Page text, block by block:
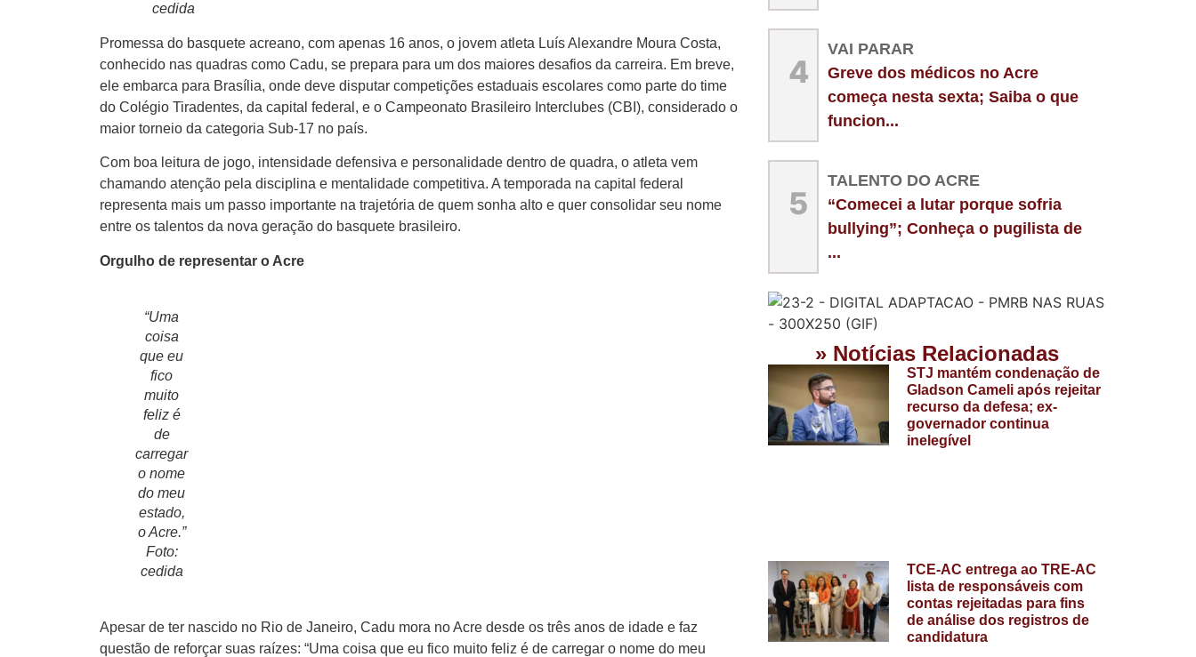
Agenda
Cultural
Política
Economia
Atos Oficiais
Atualidades
Blogs e
Colunas
Especiais
Gastronomia
TV Portal
Sobre o
Portal Acre
Expediente
Política de
privacidade
Fale com
Portal Acre
cedida
Promessa do basquete acreano, com apenas 16 anos, o jovem atleta Luís Alexandre Moura Costa,
conhecido nas quadras como Cadu, se prepara para um dos maiores desafios da carreira. Em breve,
ele embarca para Brasília, onde deve disputar competições estaduais escolares como parte do time
do Colégio Tiradentes, da capital federal, e o Campeonato Brasileiro Interclubes (CBI), considerado o
maior torneio da categoria Sub-17 no país.
Com boa leitura de jogo, intensidade defensiva e personalidade dentro de quadra, o atleta vem
chamando atenção pela disciplina e mentalidade competitiva. A temporada na capital federal
representa mais um passo importante na trajetória de quem sonha alto e quer consolidar seu nome
entre os talentos da nova geração do basquete brasileiro.
Orgulho de representar o Acre
“Uma
coisa
que eu
fico
muito
feliz é
de
carregar
o nome
do meu
estado,
o Acre.”
Foto:
cedida
Apesar de ter nascido no Rio de Janeiro, Cadu mora no Acre desde os três anos de idade e faz
questão de reforçar suas raízes: “Uma coisa que eu fico muito feliz é de carregar o nome do meu
4
VAI PARAR
Greve dos médicos no Acre
começa nesta sexta; Saiba o que
funcion...
5
TALENTO DO ACRE
“Comecei a lutar porque sofria
bullying”; Conheça o pugilista de
...
» Notícias Relacionadas
STJ mantém condenação de
Gladson Cameli após rejeitar
recurso da defesa; ex-
governador continua
inelegível
TCE-AC entrega ao TRE-AC
lista de responsáveis com
contas rejeitadas para fins
de análise dos registros de
candidatura